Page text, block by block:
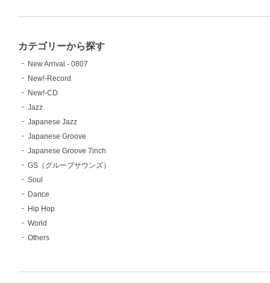
カテゴリーから探す
New Arrival - 0807
New!-Record
New!-CD
Jazz
Japanese Jazz
Japanese Groove
Japanese Groove 7inch
GS（グループサウンズ）
Soul
Dance
Hip Hop
World
Others